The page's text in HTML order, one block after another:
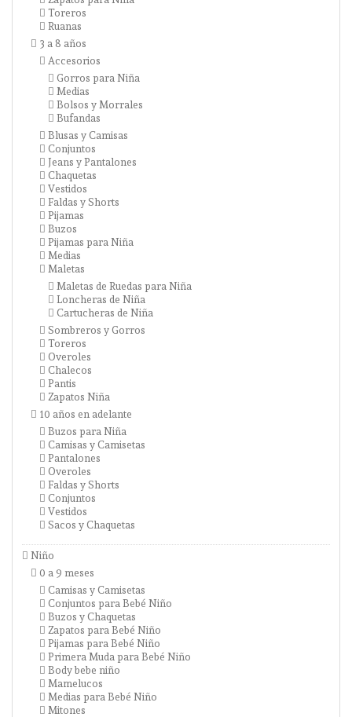
Toreros
Ruanas
3 a 8 años
Accesorios
Gorros para Niña
Medias
Bolsos y Morrales
Bufandas
Blusas y Camisas
Conjuntos
Jeans y Pantalones
Chaquetas
Vestidos
Faldas y Shorts
Pijamas
Buzos
Pijamas para Niña
Medias
Maletas
Maletas de Ruedas para Niña
Loncheras de Niña
Cartucheras de Niña
Sombreros y Gorros
Toreros
Overoles
Chalecos
Pantis
Zapatos Niña
10 años en adelante
Buzos para Niña
Camisas y Camisetas
Pantalones
Overoles
Faldas y Shorts
Conjuntos
Vestidos
Sacos y Chaquetas
Niño
0 a 9 meses
Camisas y Camisetas
Conjuntos para Bebé Niño
Buzos y Chaquetas
Zapatos para Bebé Niño
Pijamas para Bebé Niño
Primera Muda para Bebé Niño
Body bebe niño
Mamelucos
Medias para Bebé Niño
Mitones